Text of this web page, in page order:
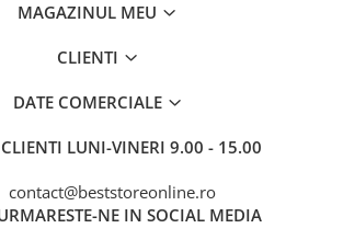
MAGAZINUL MEU
CLIENTI
DATE COMERCIALE
LUNI-VINERI 9.00 - 15.00
contact@beststoreonline.ro
NE IN SOCIAL MEDIA